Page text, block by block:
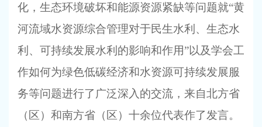
化，生态环境破坏和能源资源紧缺等问题就“黄
河流域水资源综合管理对于民生水利、生态水
利、可持续发展水利的影响和作用”以及学会工
作如何为绿色低碳经济和水资源可持续发展服
务等问题进行了广泛深入的交流，来自北方省
（区）和南方省（区）十余位代表作了发言。